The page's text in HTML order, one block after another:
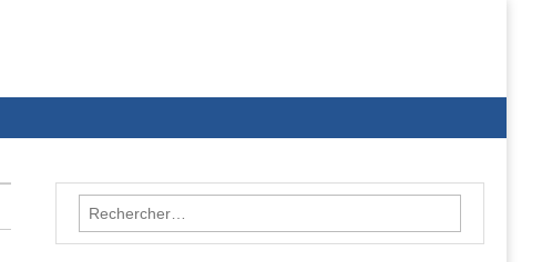
Rechercher :